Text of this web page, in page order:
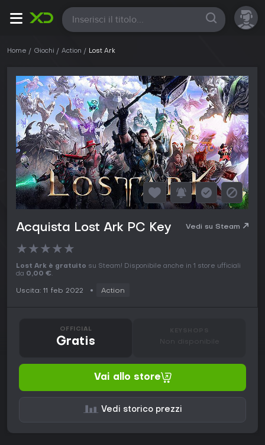
Tutte
Home Giochi Action Lost Ark
Acquista Lost Ark PC Key Vedi su Steam
★★★★★
Lost Ark è gratuito su Steam! Disponibile anche in 1 store ufficiali
da 0,00 €.
Uscita: 11 feb 2022 Action
OFFICIAL
Gratis Non disponibile
Vai allo store
Vedi storico prezzi